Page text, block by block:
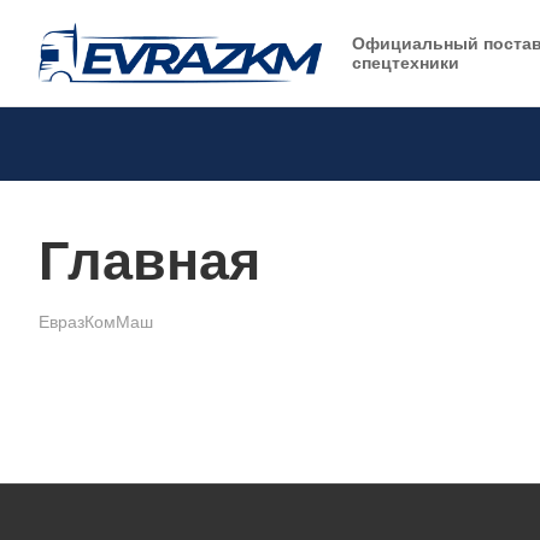
Официальный
спецтехники
Главная
ЕвразКомМаш